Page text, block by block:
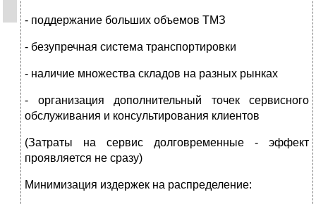
- поддержание больших объемов ТМЗ
- безупречная система транспортировки
- наличие множества складов на разных рынках
- организация дополнительный точек сервисного
обслуживания и консультирования клиентов
(Затраты на сервис долговременные - эффект
проявляется не сразу)
Минимизация издержек на распределение: